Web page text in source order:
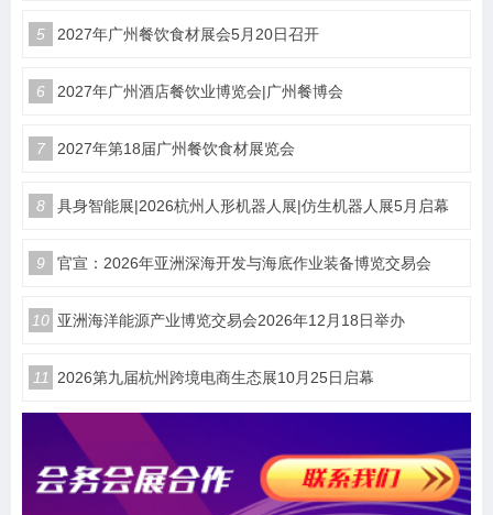
5 2027年广州餐饮食材展会5月20日召开
6 2027年广州酒店餐饮业博览会|广州餐博会
7 2027年第18届广州餐饮食材展览会
8 具身智能展|2026杭州人形机器人展|仿生机器人展5月启幕
9 官宣：2026年亚洲深海开发与海底作业装备博览交易会
10 亚洲海洋能源产业博览交易会2026年12月18日举办
11 2026第九届杭州跨境电商生态展10月25日启幕